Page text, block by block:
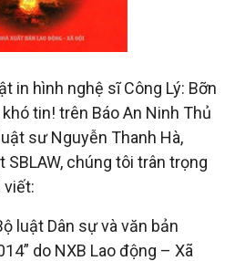
in hình nghệ sĩ Công Lý: Bỡn
tin! trên Báo An Ninh Thủ
sư Nguyễn Thanh Hà,
chúng tôi trân trọng
viết:
luật Dân sự và văn bản
do NXB Lao động – Xã